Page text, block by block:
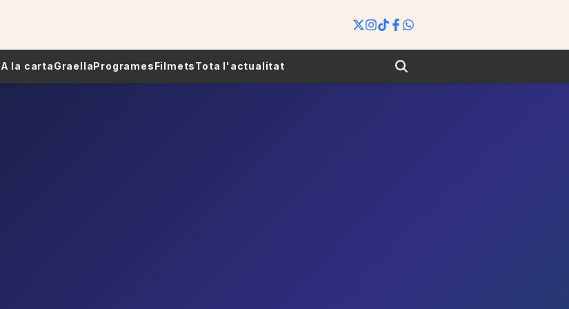
A la cartaGraellaProgramesFilmetsTota l'actualitat Search